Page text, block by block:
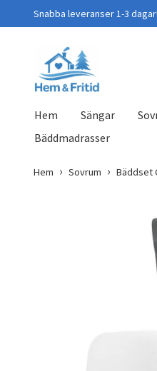
Snabba leveranser 1-3 dagar!
Hem Sängar
Bäddmadrasser
Hem Sovrum Bäddset